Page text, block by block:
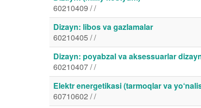
60210409 / /
Dizayn: libos va gazlamalar
60210405 / /
Dizayn: poyabzal va aksessuarlar
60210407 / /
Elektr energetikasi (tarmoqlar va
60710602 / /